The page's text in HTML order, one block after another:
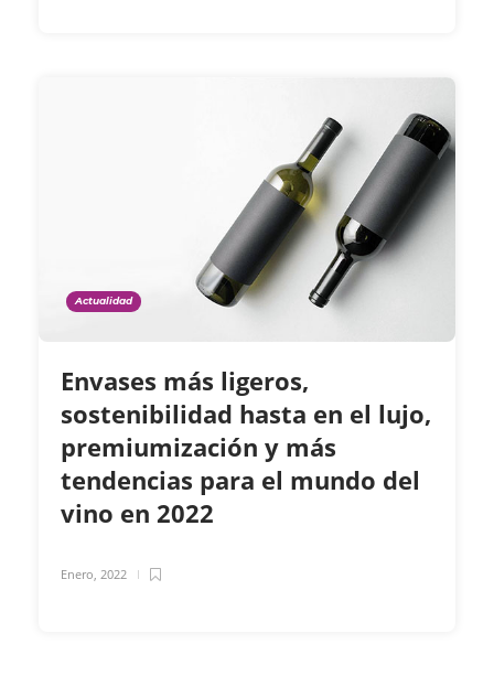
Actualidad
Envases más ligeros,
sostenibilidad hasta en el lujo,
premiumización y más
tendencias para el mundo del
vino en 2022
Enero, 2022